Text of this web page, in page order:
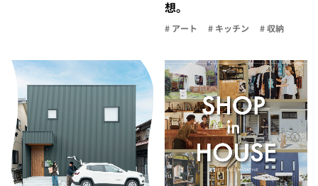
想。
# アート # キッチン # 収納